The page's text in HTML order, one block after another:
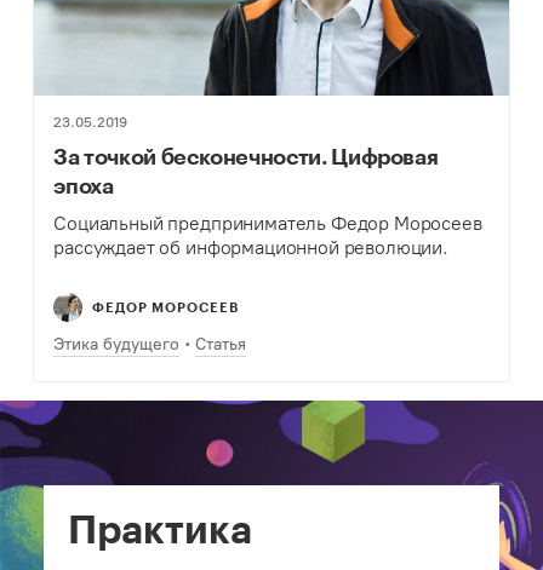
23.05.2019
За точкой бесконечности. Цифровая
эпоха
Социальный предприниматель Федор Моросеев
рассуждает об информационной революции.
ФЕДОР МОРОСЕЕВ
Этика будущего Статья
Практика